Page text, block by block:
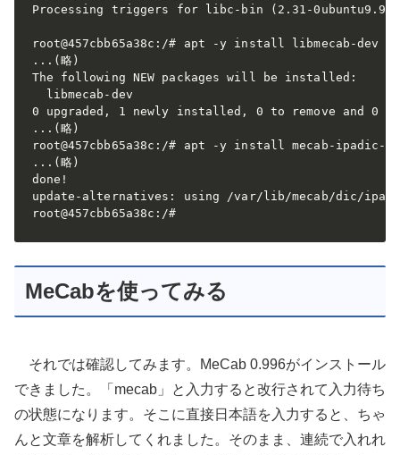
Processing triggers for libc-bin (2.31-
root@457cbb65a38c:/# apt -y install libmecab-dev
...(略)
The following NEW packages will be installed:
  libmecab-dev
0 upgraded, 1 newly installed, 0 to remove and 0
...(略)
root@457cbb65a38c:/# apt -y install mecab-ipadic-
...(略)
done!
update-alternatives: using /var/lib/mecab/dic/
root@457cbb65a38c:/#
MeCabを使ってみる
それでは確認してみます。MeCab 0.996がインストール
できました。「mecab」と入力すると改行されて入力待ち
の状態になります。そこに直接日本語を入力すると、ちゃ
んと文章を解析してくれました。そのまま、連続で入れれ